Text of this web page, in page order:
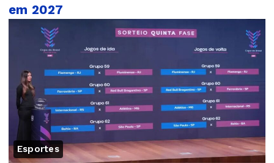
em 2027
Esportes